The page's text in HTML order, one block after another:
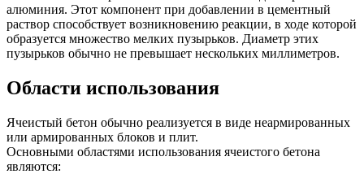
алюминия. Этот компонент при добавлении в цементный
раствор способствует возникновению реакции, в ходе которой
образуется множество мелких пузырьков. Диаметр этих
пузырьков обычно не превышает нескольких миллиметров.
Области использования
Ячеистый бетон обычно реализуется в виде неармированных
или армированных блоков и плит.
Основными областями использования ячеистого бетона
являются: